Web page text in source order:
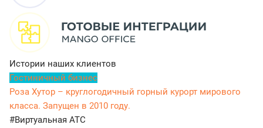
Истории наших клиентов
Гостиничный бизнес
Роза Хутор – круглогодичный горный курорт мирового
класса. Запущен в 2010 году.
#Виртуальная АТС